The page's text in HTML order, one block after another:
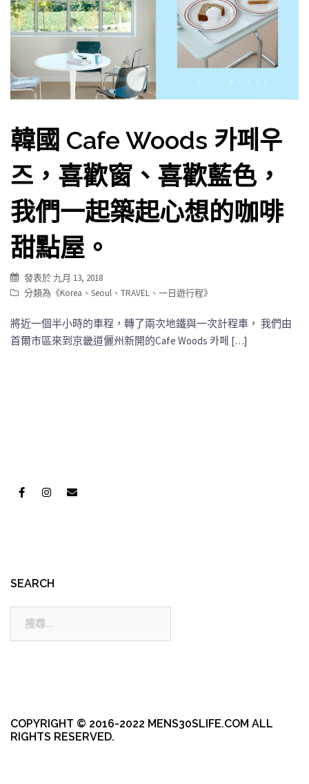
韓國 Cafe Woods 카페우
즈，喜歡窗、喜歡藍色，
我們一起築起心想的咖啡
甜點屋。
發表於 九月 13, 2018
分類為《Korea 、 Seoul 、 TRAVEL 、 一日遊行程》
將近一個半小時的車程，轉了兩次地鐵與一次計程車， 我們由
首爾市區來到京畿道儷州新開的Cafe Woods 카페 […]
SEARCH
COPYRIGHT © 2016-2022 MENS30SLIFE.COM ALL
RIGHTS RESERVED.